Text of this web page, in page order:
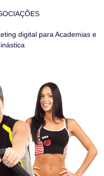
digital para Academias e